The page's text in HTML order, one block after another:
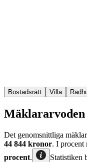
Bostadsrätt Villa
Det genomsnittliga
44 844 kronor. I procent
procent.
Statistiken